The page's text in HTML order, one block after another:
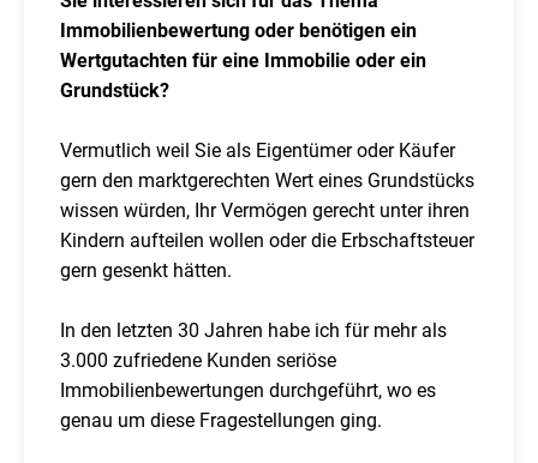
Immobilienbewertung oder benötigen ein
Wertgutachten für eine Immobilie oder ein
Grundstück?
Vermutlich weil Sie als Eigentümer oder Käufer
gern den marktgerechten Wert eines Grundstücks
wissen würden, Ihr Vermögen gerecht unter ihren
Kindern aufteilen wollen oder die Erbschaftsteuer
gern gesenkt hätten.
In den letzten 30 Jahren habe ich für mehr als
3.000 zufriedene Kunden seriöse
Immobilienbewertungen durchgeführt, wo es
genau um diese Fragestellungen ging.